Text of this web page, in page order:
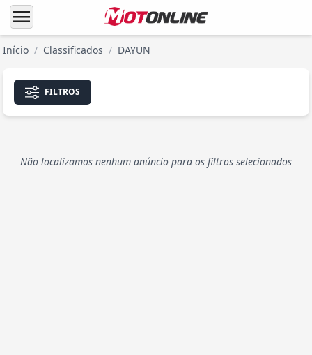
menu
Início / Classificados / DAYUN
FILTROS
Não localizamos nenhum anúncio para os filtros selecionados